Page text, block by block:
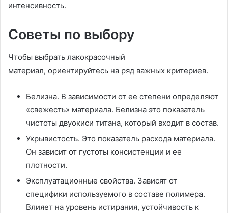
интенсивность.
Советы по выбору
Чтобы выбрать лакокрасочный
материал, ориентируйтесь на ряд важных критериев.
Белизна. В зависимости от ее степени определяют
«свежесть» материала. Белизна это показатель
чистоты двуокиси титана, который входит в состав.
Укрывистость. Это показатель расхода материала.
Он зависит от густоты консистенции и ее
плотности.
Эксплуатационные свойства. Зависят от
специфики используемого в составе полимера.
Влияет на уровень истирания, устойчивость к